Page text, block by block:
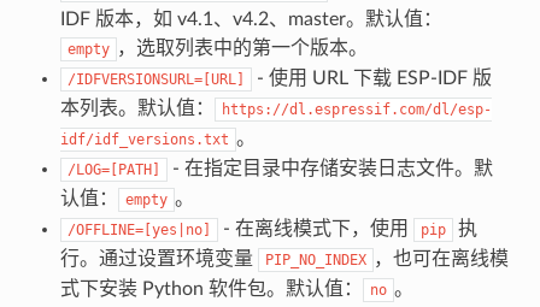
IDF 版本，如 v4.1、v4.2、master。默认值：
empty ，选取列表中的第一个版本。
/IDFVERSIONSURL=[URL]
- 使用 URL 下载 ESP-IDF 版
本列表。默认值：
https://dl.espressif.com/dl/esp-
idf/idf_versions.txt 。
/LOG=[PATH]
- 在指定目录中存储安装日志文件。默
认值：
empty 。
/OFFLINE=[yes|no] - 在离线模式下，使用 pip
执
行。通过设置环境变量
PIP_NO_INDEX ，也可在离线模
式下安装 Python 软件包。默认值：
no 。